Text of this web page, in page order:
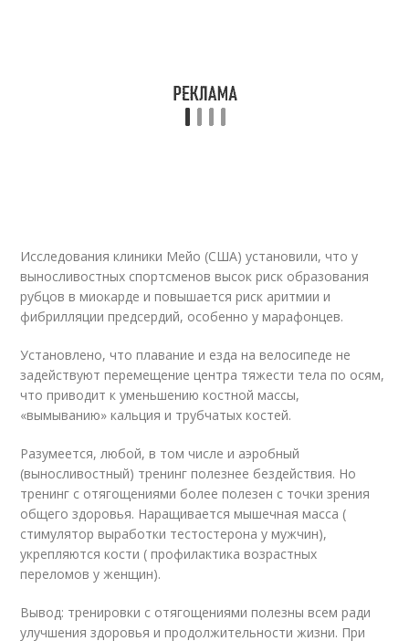
Исследования клиники Мейо (США) установили, что у
выносливостных спортсменов высок риск образования
рубцов в миокарде и повышается риск аритмии и
фибрилляции предсердий, особенно у марафонцев.
Установлено, что плавание и езда на велосипеде не
задействуют перемещение центра тяжести тела по осям,
что приводит к уменьшению костной массы,
«вымыванию» кальция и трубчатых костей.
Разумеется, любой, в том числе и аэробный
(выносливостный) тренинг полезнее бездействия. Но
тренинг с отягощениями более полезен с точки зрения
общего здоровья. Наращивается мышечная масса (
стимулятор выработки тестостерона у мужчин),
укрепляются кости ( профилактика возрастных
переломов у женщин).
Вывод: тренировки с отягощениями полезны всем ради
улучшения здоровья и продолжительности жизни. При